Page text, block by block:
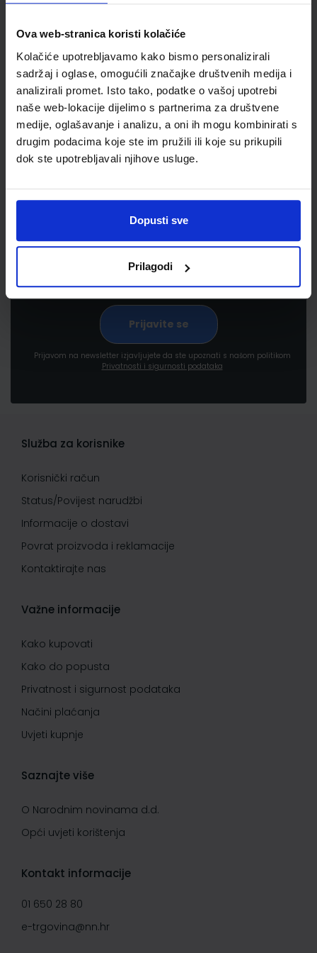
Ova web-stranica koristi kolačiće
Kolačiće upotrebljavamo kako bismo personalizirali
sadržaj i oglase, omogućili značajke društvenih medija i
analizirali promet. Isto tako, podatke o vašoj upotrebi
naše web-lokacije dijelimo s partnerima za društvene
medije, oglašavanje i analizu, a oni ih mogu kombinirati s
drugim podacima koje ste im pružili ili koje su prikupili
dok ste upotrebljavali njihove usluge.
Dopusti sve
Prilagodi
Newsletter prijava
Prijavite se kako bi primali informacije o novim
proizvodima i uslugama, akcijama i drugim
Prijavom na newsletter izjavljujete da ste upoznati s našom politikom
Privatnosti i sigurnosti podataka
Služba za korisnike
Korisnički račun
Status/Povijest narudžbi
Informacije o dostavi
Povrat proizvoda i reklamacije
Kontaktirajte nas
Važne informacije
Kako kupovati
Kako do popusta
Privatnost i sigurnost podataka
Načini plaćanja
Uvjeti kupnje
Saznajte više
O Narodnim novinama d.d.
Opći uvjeti korištenja
Kontakt informacije
01 650 28 80
e-trgovina@nn.hr